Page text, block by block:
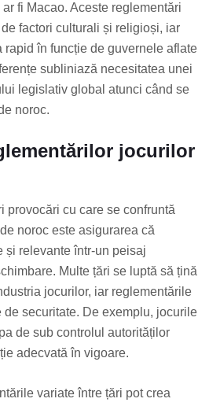
fi Macao. Aceste reglementări
factori culturali și religioși, iar
rapid în funcție de guvernele aflate
subliniază necesitatea unei
legislativ global atunci când se
noroc.
jocurilor
provocări cu care se confruntă
noroc este asigurarea că
și relevante într-un peisaj
Multe țări se luptă să țină
jocurilor, iar reglementările
securitate. De exemplu, jocurile
de sub controlul autorităților
adecvată în vigoare.
variate între țări pot crea